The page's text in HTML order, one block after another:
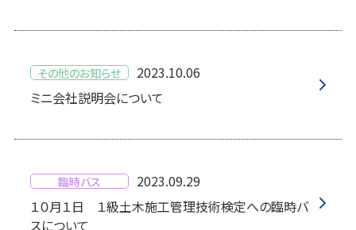
その他のお知らせ
2023.10.06
ミニ会社説明会について
臨時バス
2023.09.29
１０月１日 １級土木施工管理技術検定への臨時バ
スについて